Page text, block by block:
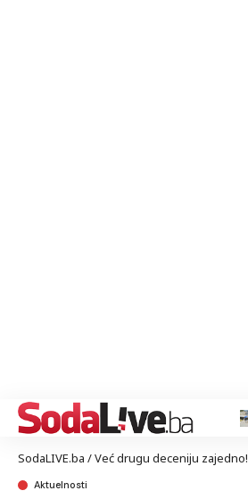
SodaLIVE.ba / Već drugu deceniju zajedno!
Aktuelnosti